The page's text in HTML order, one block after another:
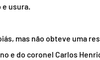
e usura.
mas não obteve uma
e do coronel Carlos